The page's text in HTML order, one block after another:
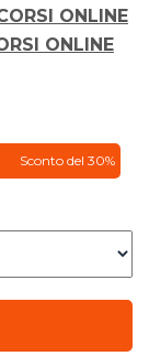
ONLINE
ONLINE
Sconto del 30%